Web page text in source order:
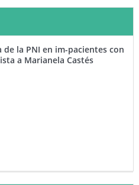
la PNI en im-pacientes con
a Marianela Castés